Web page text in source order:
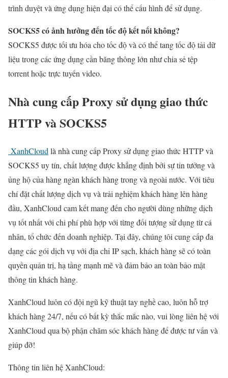
trình duyệt và ứng dụng hiện đại có thể cấu hình để sử dụng.
SOCKS5 có ảnh hưởng đến tốc độ kết nối không?
SOCKS5 được tối ưu hóa cho tốc độ và có thể tang tốc độ tải dữ
liệu trong các ứng dụng cần băng thông lớn như chia sẻ tệp
torrent hoặc trực tuyến video.
Nhà cung cấp Proxy sử dụng giao thức
HTTP và SOCKS5
XanhCloud là nhà cung cấp Proxy sử dụng giao thức HTTP và
SOCKS5 uy tín, chất lượng được khẳng định bởi sự tin tưởng và
ủng hộ của hàng ngàn khách hàng trong và ngoài nước. Với tiêu
chí đặt chất lượng dịch vụ và trải nghiệm khách hàng lên hàng
đầu, XanhCloud cam kết mang đến cho người dùng những dịch
vụ tốt nhất với chi phí phù hợp với từng đối tượng sử dụng từ cá
nhân, tổ chức đến doanh nghiệp. Tại đây, chúng tôi cung cấp đa
dạng các gói dịch vụ với địa chỉ IP sạch, khách hàng sẽ có toàn
quyền quản trị, hạ tầng mạnh mẽ và đảm bảo an toàn bảo mật
thông tin khách hàng.
XanhCloud luôn có đội ngũ kỹ thuật tay nghề cao, luôn hỗ trợ
khách hàng 24/7, nếu có bất kỳ thắc mắc nào, vui lòng liên hệ với
XanhCloud qua bộ phận chăm sóc khách hàng để được tư vấn và
giúp đỡ!
Thông tin liên hệ XanhCloud: